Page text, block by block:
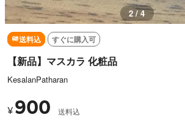
2 / 4
送料込 すぐに購入可
【新品】マスカラ 化粧品
KesalanPatharan
¥ 900 送料込